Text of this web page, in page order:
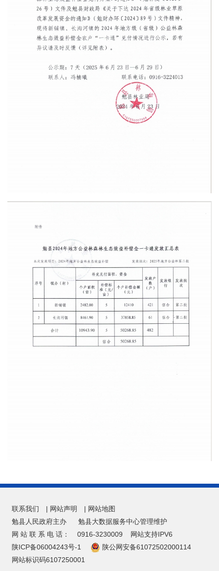
联系我们 | 网站声明 | 网站地图
勉县人民政府主办
勉县大数据服务中心管理维护
网 站 联 系 电 话：
0916-3230009
网站支持IPV6
陕ICP备06004243号-1
陕公网安备61072502000114
网站标识码6107250001